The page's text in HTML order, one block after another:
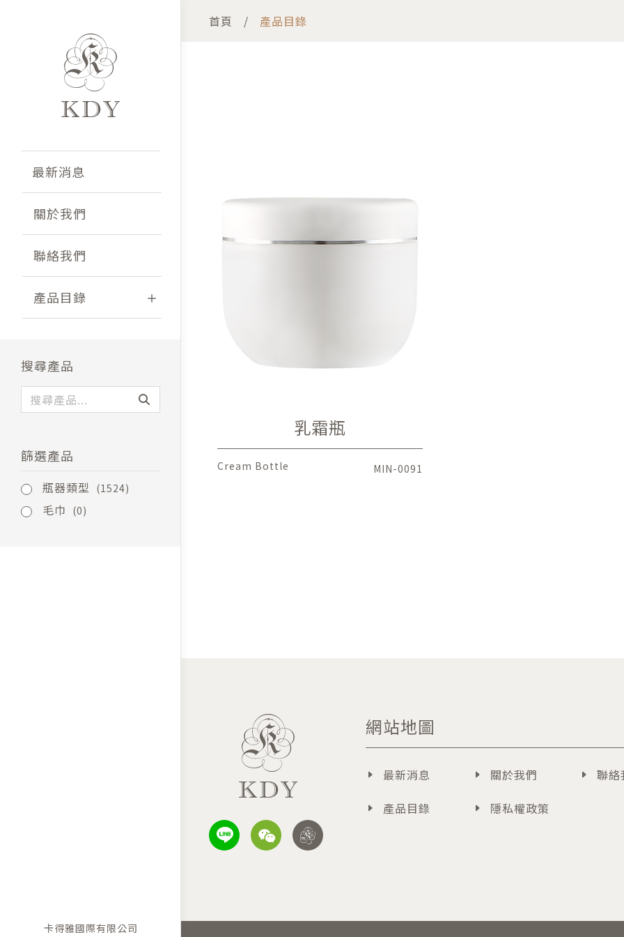
最新消息
關於我們
聯絡我們
產品目錄
搜尋產品
篩選產品
瓶器類型 (1524)
毛巾 (0)
卡得雅國際有限公司
首頁 產品目錄
乳霜瓶
Cream Bottle MIN-0091
網站地圖
最新消息 關於我們
聯絡
產品目錄
隱私權政策